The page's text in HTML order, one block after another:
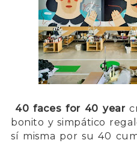
40 faces for 40 year
bonito y simpático
sí misma por su 40